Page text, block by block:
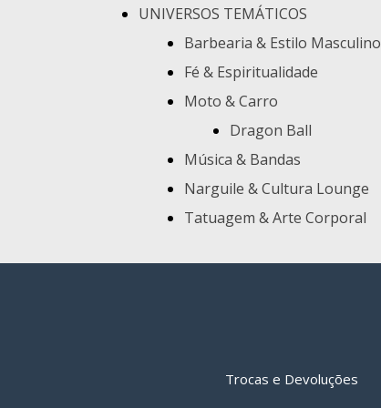
UNIVERSOS TEMÁTICOS
Barbearia & Estilo Masculino
Fé & Espiritualidade
Moto & Carro
Dragon Ball
Música & Bandas
Narguile & Cultura Lounge
Tatuagem & Arte Corporal
Trocas e Devoluções